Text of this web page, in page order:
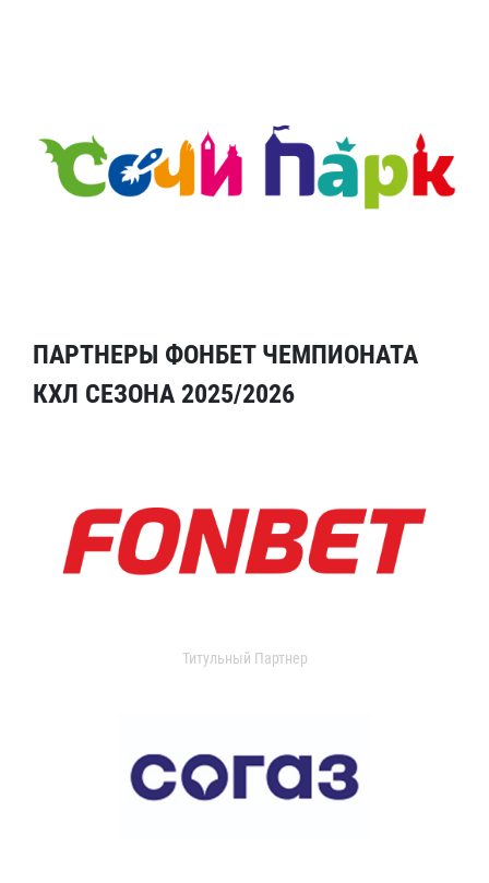
ПАРТНЕРЫ ФОНБЕТ ЧЕМПИОНАТА
КХЛ СЕЗОНА 2025/2026
Титульный Партнер